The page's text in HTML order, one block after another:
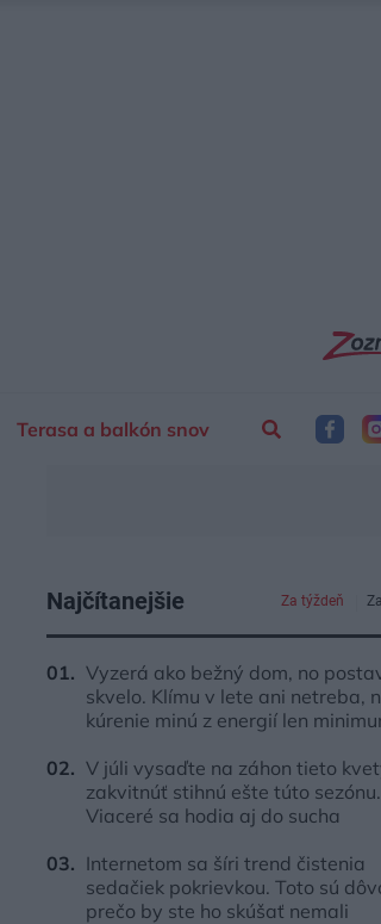
Terasa a balkón snov
Najčítanejšie Za týždeň
Vyzerá ako bežný dom, no
skvelo. Klímu v lete ani netreba,
kúrenie minú z energií len
V júli vysaďte na záhon tieto
zakvitnúť stihnú ešte túto sezónu.
Viaceré sa hodia aj do sucha
Internetom sa šíri trend čistenia
sedačiek pokrievkou. Toto sú
prečo by ste ho skúšať nemali